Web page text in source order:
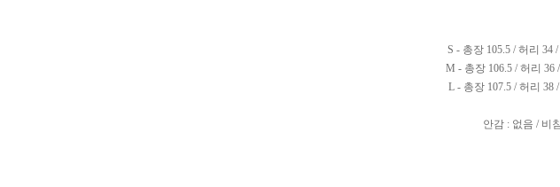
S - 총장 105.5 / 허리 34
M - 총장 106.5 / 허리 36
L - 총장 107.5 / 허리 38
안감 : 없음 / 비